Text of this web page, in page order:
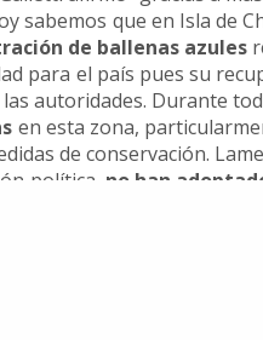
sabemos que en Isla de
de ballenas azules
para el país pues su
autoridades. Durante
en esta zona,
de conservación.
política, no han
© 2020Estudio